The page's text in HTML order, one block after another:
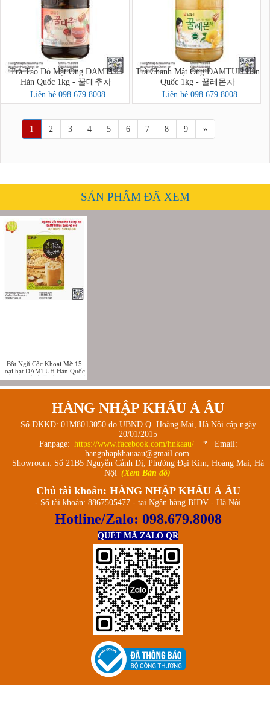
Trà Táo Đỏ Mật Ong DAMTUH
Hàn Quốc 1kg - 꿀대추차
Liên hệ 098.679.8008
Trà Chanh Mật Ong DAMTUH Hàn
Quốc 1kg - 꿀레몬차
Liên hệ 098.679.8008
1 2 3 4 5 6 7 8 9 »
SẢN PHẨM ĐÃ XEM
Bột Ngũ Cốc Khoai Mỡ 15
loại hạt DAMTUH Hàn Quốc
40 gói - 마가 들어간 15곡 미
숫가루
HÀNG NHẬP KHẨU Á ÂU
Số ĐKKD: 01M8013050 do UBND Q. Hoàng Mai, Hà Nội cấp ngày
20/01/2015
Fanpage: https://www.facebook.com/hnkaau/
* Email:
hangnhapkhauaau@gmail.com
Showroom: Số 21B5 Nguyễn Cảnh Dị, Phường Đại Kim, Hoàng Mai, Hà
Nội (Xem Bản đồ)
Chủ tài khoản: HÀNG NHẬP KHẨU Á ÂU
- Số tài khoản: 8867505477 - tại Ngân hàng BIDV - Hà Nội
Hotline/Zalo: 098.679.8008
QUÉT MÃ ZALO QR